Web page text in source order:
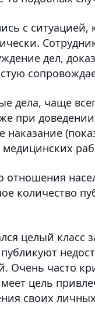
с
дел,
дела, чаще
при
наказание
отношения
количество
целый класс
Очень часто
цель
своих